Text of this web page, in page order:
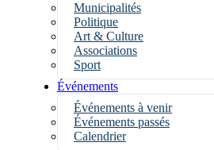
Municipalités
Politique
Art & Culture
Associations
Sport
Événements
Événements à venir
Événements passés
Calendrier